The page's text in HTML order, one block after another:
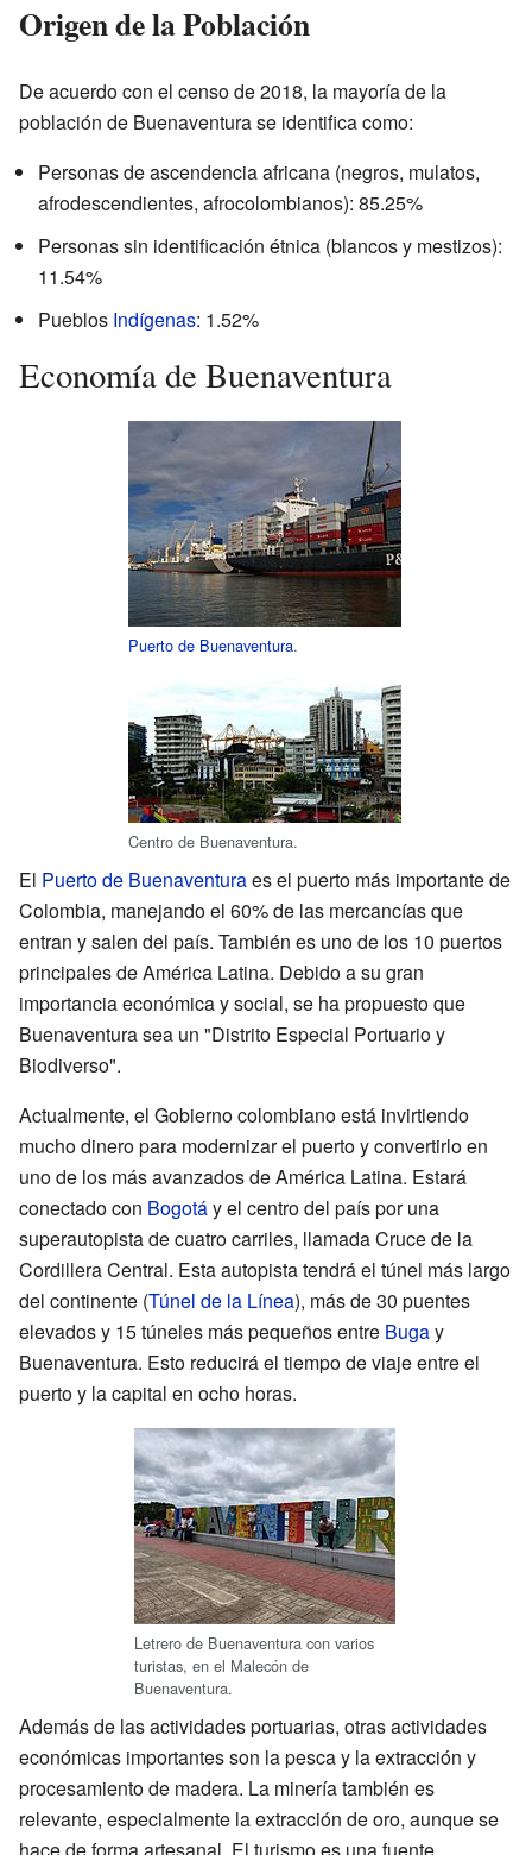
Origen de la Población
De acuerdo con el censo de 2018, la mayoría de la
población de Buenaventura se identifica como:
Personas de ascendencia africana (negros, mulatos,
afrodescendientes, afrocolombianos): 85.25%
Personas sin identificación étnica (blancos y mestizos):
11.54%
Pueblos Indígenas: 1.52%
Economía de Buenaventura
Puerto de Buenaventura.
Centro de Buenaventura.
El Puerto de Buenaventuraes el puerto más importante de
Colombia, manejando el 60% de las mercancías que
entran y salen del país. También es uno de los 10 puertos
principales de América Latina. Debido a su gran
importancia económica y social, se ha propuesto que
Buenaventura sea un "Distrito Especial Portuario y
Biodiverso".
Actualmente, el Gobierno colombiano está invirtiendo
mucho dinero para modernizar el puerto y convertirlo en
uno de los más avanzados de América Latina. Estará
conectado con Bogotáy el centro del país por una
superautopista de cuatro carriles, llamada Cruce de la
Cordillera Central. Esta autopista tendrá el túnel más largo
del continente (Túnel de la Línea), más de 30 puentes
elevados y 15 túneles más pequeños entre Bugay
Buenaventura. Esto reducirá el tiempo de viaje entre el
puerto y la capital en ocho horas.
Letrero de Buenaventura con varios
turistas, en el Malecón de
Buenaventura.
Además de las actividades portuarias, otras actividades
económicas importantes son la pesca y la extracción y
procesamiento de madera. La minería también es
relevante, especialmente la extracción de oro, aunque se
hace de forma artesanal. El turismo es una fuente